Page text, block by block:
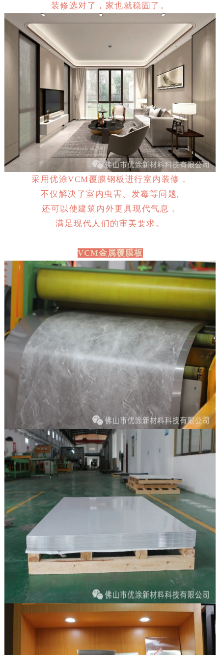
装修选对了，家也就稳固了。
采用优涂VCM覆膜钢板进行室内装修，
不仅解决了室内虫害、发霉等问题,
还可以使建筑内外更具现代气息，
满足现代人们的审美要求。
VCM金属覆膜板